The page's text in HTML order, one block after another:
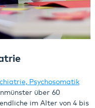
Psychosomatik
über 60
im Alter von 4 bis